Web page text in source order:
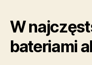
W
bateriami